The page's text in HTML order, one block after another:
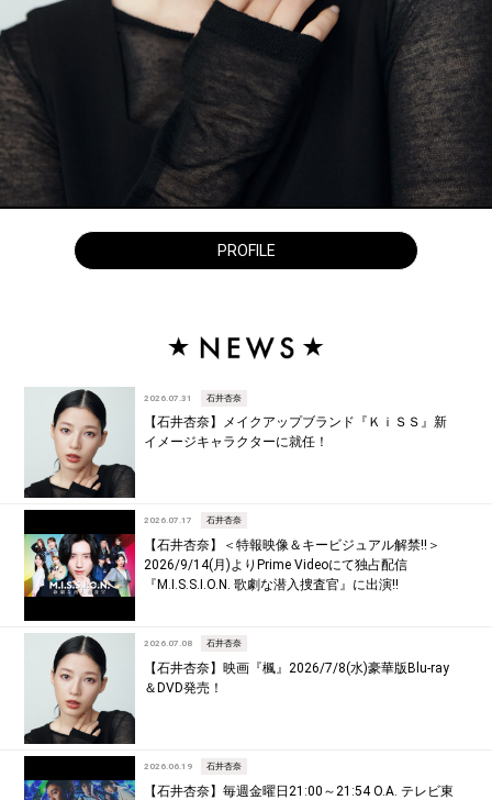
PROFILE
2026.07.31 石井杏奈
【石井杏奈】メイクアップブランド『ＫｉＳＳ』新
イメージキャラクターに就任！
2026.07.17 石井杏奈
【石井杏奈】＜特報映像＆キービジュアル解禁!!＞
2026/9/14(月)よりPrime Videoにて独占配信
『M.I.S.S.I.O.N. 歌劇な潜入捜査官』に出演!!
2026.07.08 石井杏奈
【石井杏奈】映画『楓』2026/7/8(水)豪華版Blu-ray
＆DVD発売！
2026.06.19 石井杏奈
【石井杏奈】毎週金曜日21:00～21:54 O.A. テレビ東